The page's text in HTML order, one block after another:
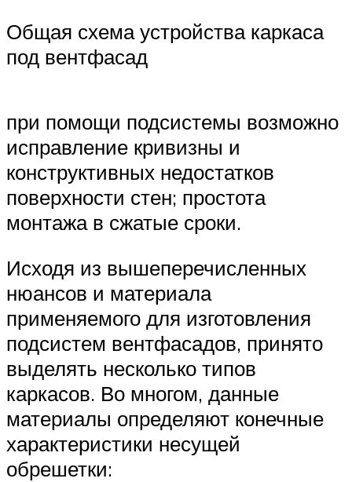
Общая схема устройства каркаса
под вентфасад
при помощи подсистемы возможно
исправление кривизны и
конструктивных недостатков
поверхности стен; простота
монтажа в сжатые сроки.
Исходя из вышеперечисленных
нюансов и материала
применяемого для изготовления
подсистем вентфасадов, принято
выделять несколько типов
каркасов. Во многом, данные
материалы определяют конечные
характеристики несущей
обрешетки: